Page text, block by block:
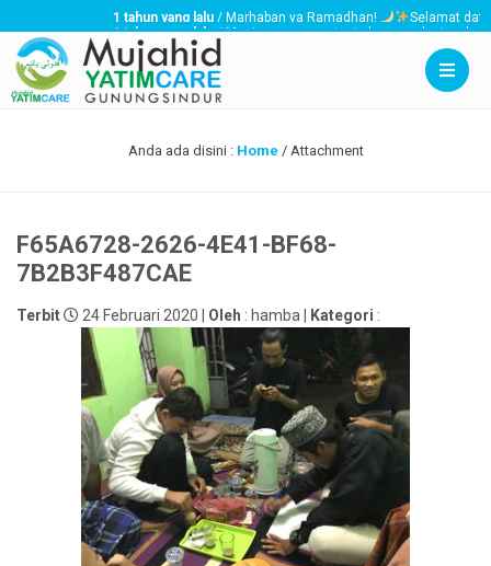
1 tahun yang lalu/ Marhaban ya Ramadhan!
Selamat datang
1 tahun yang lalu/ Menjaga, menyantuni, dan memberi perhatian
3 tahun yang lalu / Mujahid YatimCare akan membagikan santunan
Anda ada disini : Home / Attachment
F65A6728-2626-4E41-BF68-
7B2B3F487CAE
Terbit 24 Februari 2020 | Oleh : hamba | Kategori :